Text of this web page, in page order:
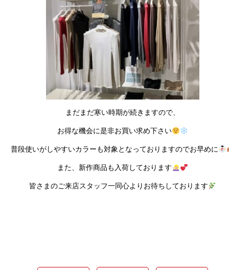
まだまだ寒い時期が続きますので、
お得な機会に是非お買い求め下さい
普段使いがしやすいカラーも対象となっておりますのでお早めに
また、新作商品も入荷しております
皆さまのご来店スタッフ一同心よりお待ちしております